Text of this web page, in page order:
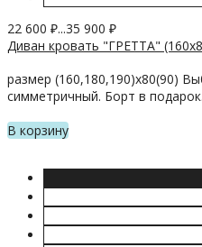
22 600 ₽...35 900 ₽
Диван кровать "ГРЕТТА"
размер (160,180,190)х80(90)
симметричный. Борт в подарок.
В корзину